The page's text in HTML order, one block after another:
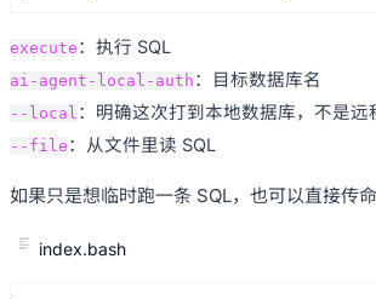
execute ：执行 SQL
ai-agent-local-auth ：目标数据库名
--local ：明确这次打到本地数据库，不是远
--file ：从文件里读 SQL
如果只是想临时跑一条 SQL，也可以直接传命
index.bash